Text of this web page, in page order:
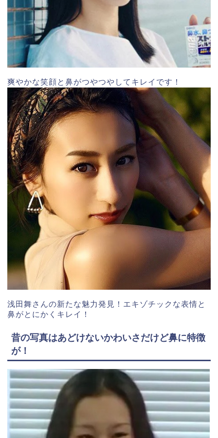
爽やかな笑顔と鼻がつやつやしてキレイです！
浅田舞さんの新たな魅力発見！エキゾチックな表情と
鼻がとにかくキレイ！
昔の写真はあどけないかわいさだけど鼻に特徴
が！